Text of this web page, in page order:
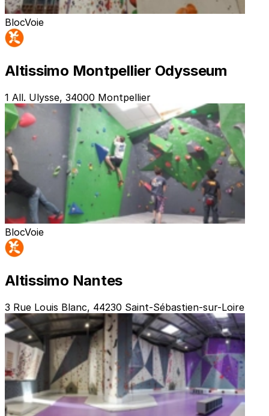
BlocVoie
Altissimo Montpellier Odysseum
1 All. Ulysse, 34000 Montpellier
BlocVoie
Altissimo Nantes
3 Rue Louis Blanc, 44230 Saint-Sébastien-sur-Loire